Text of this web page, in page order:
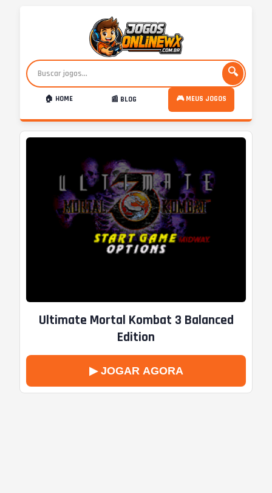
🔍
🏠 HOME 📰 BLOG 🎮 MEUS JOGOS
Ultimate Mortal Kombat 3 Balanced
Edition
▶ JOGAR AGORA